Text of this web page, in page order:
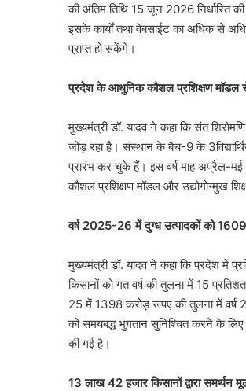
की अंतिम तिथि 15 जून 2026 निर्धारित
इसके कार्यों तथा वेबसाईट का अधिक से
प्राप्त हो सकेंगे।
प्रदेश के आधुनिक कौशल प्रशिक्षण मॉडल
मुख्यमंत्री डॉ. यादव ने कहा कि संत
जोड़ रहा है। संस्थान के बैच-9 के
प्रारंभ कर चुके हैं। इस वर्ष माह अप्रैल-
कौशल प्रशिक्षण मॉडल और उद्योगोन्मुख
वर्ष 2025-26 में दुग्ध उत्पादकों को
मुख्यमंत्री डॉ. यादव ने कहा कि प्रदेश में
किसानों को गत वर्ष की तुलना में 15
25 में 1398 करोड़ रूपए की तुलना में वर्ष
को समयबद्ध भुगतान सुनिश्चित करने के
की गई है।
13 लाख 42 हजार किसानों द्वारा समर्थन
का
नया
नोएडा-
से
गुरुग्राम
जेवर
तक
रैपिड
नमो
तक